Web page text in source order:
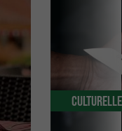
Culturelle